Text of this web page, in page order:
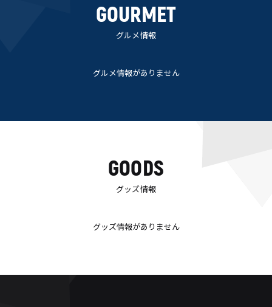
GOURMET
グルメ情報
グルメ情報がありません
GOODS
グッズ情報
グッズ情報がありません